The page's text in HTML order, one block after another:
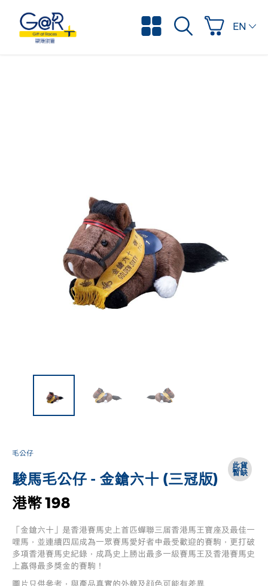
毛公仔
駿馬毛公仔 - 金鎗六十 (三冠版)
此貨
暫缺
港幣 198
「金鎗六十」是香港賽馬史上首匹蟬聯三届香港馬王寶座及最佳一
哩馬，並連續四屆成為一眾賽馬愛好者中最受歡迎的賽駒，更打破
多項香港賽馬史紀錄，成爲史上勝出最多一級賽馬王及香港賽馬史
上贏得最多獎金的賽駒！
圖片只供參考，與產品真實的外貌及顔色可能有差異